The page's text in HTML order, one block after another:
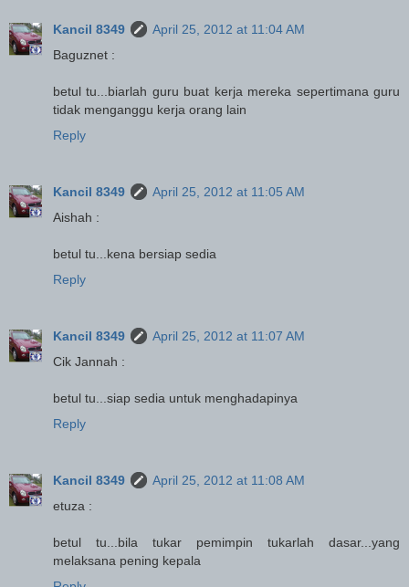
Kancil 8349
April 25, 2012 at 11:04 AM
Baguznet :
betul tu...biarlah guru buat kerja mereka sepertimana guru
tidak menganggu kerja orang lain
Reply
Kancil 8349
April 25, 2012 at 11:05 AM
Aishah :
betul tu...kena bersiap sedia
Reply
Kancil 8349
April 25, 2012 at 11:07 AM
Cik Jannah :
betul tu...siap sedia untuk menghadapinya
Reply
Kancil 8349
April 25, 2012 at 11:08 AM
etuza :
betul tu...bila tukar pemimpin tukarlah dasar...yang
melaksana pening kepala